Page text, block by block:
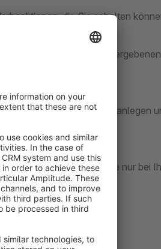
die Sie schalten
über alle von Ihnen vergebenen
zu 5 Gutscheinsätze anlegen
Rabattgutscheinen, die nur bei
Portal